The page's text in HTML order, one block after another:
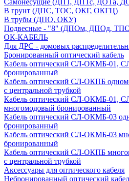
Самонесущие (ДПТ, ДПТс, ДОТа,
В грунт (ДПС, ТОС, ОКГ, ОКГЦ)
В трубы (ДПО, ОКУ)
Подвесные - "8" (ДПОм, ДПОд,
ОК-КАБЕЛЬ
Для ДРС - домовых
Бронированный оптический кабель
Кабель оптический СЛ-ОКМБ-01,
бронированный
Кабель оптический СЛ-ОКПБ
с центральной трубкой
Кабель оптический СЛ-ОКМБ-01,
многомодовый бронированный
Кабель оптический СЛ-ОКМБ-03
бронированный
Кабель оптический СЛ-ОКМБ-03
бронированный
Кабель оптический СЛ-ОКПБ
с центральной трубкой
Аксессуары для оптического кабеля
Небронированный оптический